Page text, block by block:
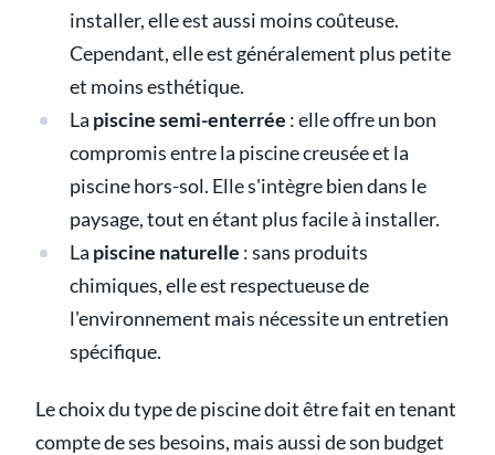
installer, elle est aussi moins coûteuse.
Cependant, elle est généralement plus petite
et moins esthétique.
La piscine semi-enterrée : elle offre un bon
compromis entre la piscine creusée et la
piscine hors-sol. Elle s'intègre bien dans le
paysage, tout en étant plus facile à installer.
La piscine naturelle : sans produits
chimiques, elle est respectueuse de
l'environnement mais nécessite un entretien
spécifique.
Le choix du type de piscine doit être fait en tenant
compte de ses besoins, mais aussi de son budget